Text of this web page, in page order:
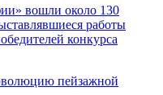
вошли около 130
работы
конкурса